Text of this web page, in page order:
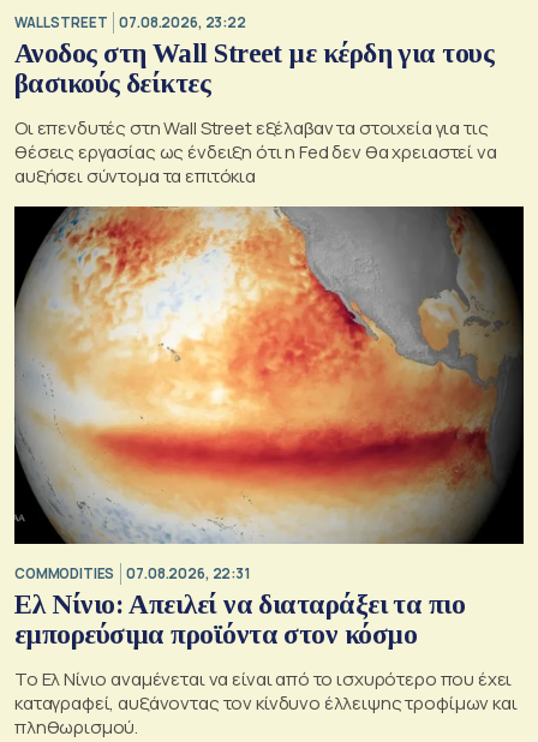
WALL STREET 07.08.2026, 23:22
Ανοδος στη Wall Street με κέρδη για τους
βασικούς δείκτες
Οι επενδυτές στη Wall Street εξέλαβαν τα στοιχεία για τις
θέσεις εργασίας ως ένδειξη ότι η Fed δεν θα χρειαστεί να
αυξήσει σύντομα τα επιτόκια
COMMODITIES 07.08.2026, 22:31
Ελ Νίνιο: Απειλεί να διαταράξει τα πιο
εμπορεύσιμα προϊόντα στον κόσμο
Το Ελ Νίνιο αναμένεται να είναι από το ισχυρότερο που έχει
καταγραφεί, αυξάνοντας τον κίνδυνο έλλειψης τροφίμων και
πληθωρισμού.